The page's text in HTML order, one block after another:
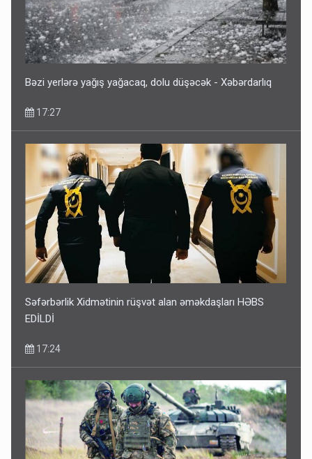
Bəzi yerlərə yağış yağacaq, dolu düşəcək - Xəbərdarlıq
17:27
Səfərbərlik Xidmətinin rüşvət alan əməkdaşları HƏBS
EDİLDİ
17:24